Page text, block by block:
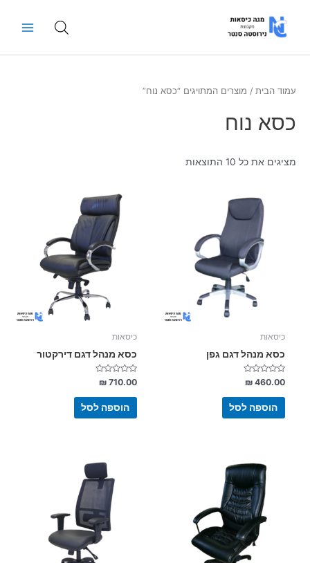
Menu
עמוד הבית / מוצרים המתויגים “כסא נוח”
כסא נוח
מציגים את כל ⁦10⁩ התוצאות
כיסאות
כסא מנהל דגם גפן
דורג
0
מתוך
₪460.00
הוספה לסל
כיסאות
כסא מנהל דגם דירקטור
דורג
0
מתוך
₪710.00
הוספה לסל